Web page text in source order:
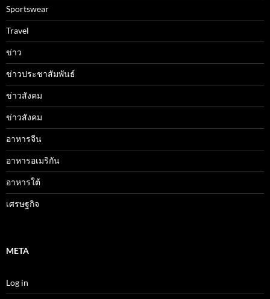
Sportswear
Travel
ข่าว
ข่าวประชาสัมพันธ์
ข่าวสังคม
ข่าวสังคม
อาหารจีน
อาหารอเมริกัน
อาหารใต้
เศรษฐกิจ
META
Log in